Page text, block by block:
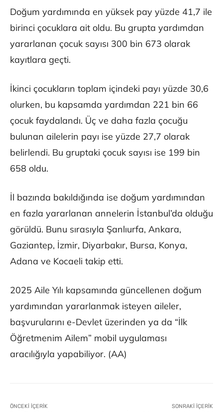
Doğum yardımında en yüksek pay yüzde 41,7 ile
birinci çocuklara ait oldu. Bu grupta yardımdan
yararlanan çocuk sayısı 300 bin 673 olarak
kayıtlara geçti.
İkinci çocukların toplam içindeki payı yüzde 30,6
olurken, bu kapsamda yardımdan 221 bin 66
çocuk faydalandı. Üç ve daha fazla çocuğu
bulunan ailelerin payı ise yüzde 27,7 olarak
belirlendi. Bu gruptaki çocuk sayısı ise 199 bin
658 oldu.
İl bazında bakıldığında ise doğum yardımından
en fazla yararlanan annelerin İstanbul’da olduğu
görüldü. Bunu sırasıyla Şanlıurfa, Ankara,
Gaziantep, İzmir, Diyarbakır, Bursa, Konya,
Adana ve Kocaeli takip etti.
2025 Aile Yılı kapsamında güncellenen doğum
yardımından yararlanmak isteyen aileler,
başvurularını e-Devlet üzerinden ya da “İlk
Öğretmenim Ailem” mobil uygulaması
aracılığıyla yapabiliyor. (AA)
ÖNCEKI İÇERIK SONRAKI İÇERIK